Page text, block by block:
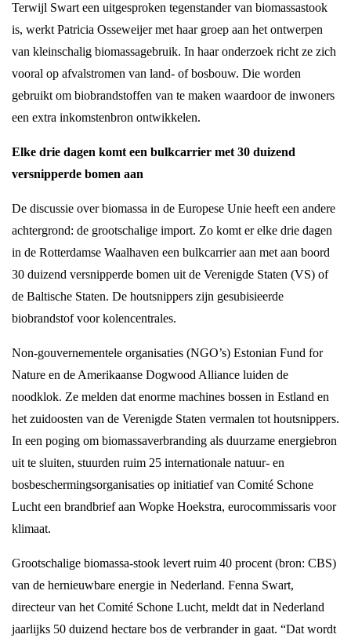
Terwijl Swart een uitgesproken tegenstander van biomassastook
is, werkt Patricia Osseweijer met haar groep aan het ontwerpen
van kleinschalig biomassagebruik. In haar onderzoek richt ze zich
vooral op afvalstromen van land- of bosbouw. Die worden
gebruikt om biobrandstoffen van te maken waardoor de inwoners
een extra inkomstenbron ontwikkelen.
Elke drie dagen komt een bulkcarrier met 30 duizend
versnipperde bomen aan
De discussie over biomassa in de Europese Unie heeft een andere
achtergrond: de grootschalige import. Zo komt er elke drie dagen
in de Rotterdamse Waalhaven een bulkcarrier aan met aan boord
30 duizend versnipperde bomen uit de Verenigde Staten (VS) of
de Baltische Staten. De houtsnippers zijn gesubisieerde
biobrandstof voor kolencentrales.
Non-gouvernementele organisaties (NGO’s) Estonian Fund for
Nature en de Amerikaanse Dogwood Alliance luiden de
noodklok. Ze melden dat enorme machines bossen in Estland en
het zuidoosten van de Verenigde Staten vermalen tot houtsnippers.
In een poging om biomassaverbranding als duurzame energiebron
uit te sluiten, stuurden ruim 25 internationale natuur- en
bosbeschermingsorganisaties op initiatief van Comité Schone
Lucht een brandbrief aan Wopke Hoekstra, eurocommissaris voor
klimaat.
Grootschalige biomassa-stook levert ruim 40 procent (bron: CBS)
van de hernieuwbare energie in Nederland. Fenna Swart,
directeur van het Comité Schone Lucht, meldt dat in Nederland
jaarlijks 50 duizend hectare bos de verbrander in gaat. “Dat wordt